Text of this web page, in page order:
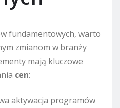
fundamentowych, warto
zmianom w branży
mają kluczowe
cen:
aktywacja programów